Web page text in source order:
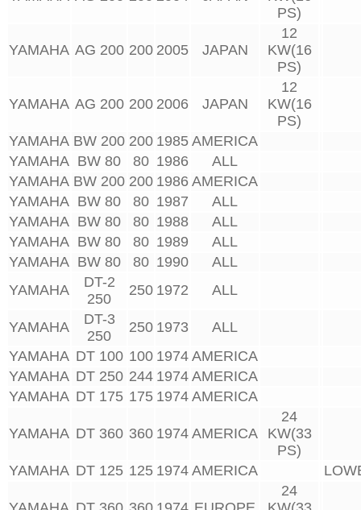
PS)
YAMAHA AG 200 200 2005 JAPAN
12
KW(16
PS)
YAMAHA AG 200 200 2006 JAPAN
12
KW(16
PS)
YAMAHA BW 200 200 1985 AMERICA
YAMAHA BW 80 80 1986
ALL
YAMAHA BW 200 200 1986 AMERICA
YAMAHA BW 80 80 1987
ALL
YAMAHA BW 80 80 1988
ALL
YAMAHA BW 80 80 1989
ALL
YAMAHA BW 80 80 1990
ALL
YAMAHA
DT-2
250
250 1972 ALL
YAMAHA
DT-3
250
250 1973
ALL
YAMAHA DT 100 100 1974 AMERICA
YAMAHA DT 250 244 1974 AMERICA
YAMAHA DT 175 175 1974 AMERICA
YAMAHA DT 360 360 1974 AMERICA
24
KW(33
PS)
YAMAHA DT 125 125 1974 AMERICA
24